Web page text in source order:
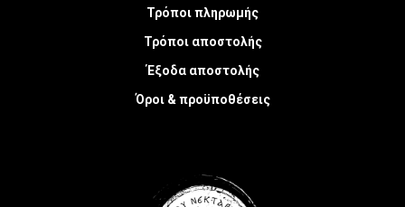
Τρόποι πληρωμής
Τρόποι αποστολής
Έξοδα αποστολής
Όροι & προϋποθέσεις